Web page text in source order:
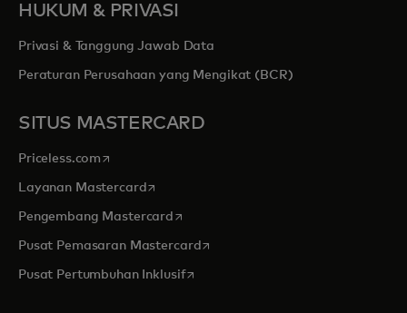
HUKUM & PRIVASI
Privasi & Tanggung Jawab Data
Peraturan Perusahaan yang Mengikat (BCR)
SITUS MASTERCARD
Priceless.com opens in a new tab
Layanan Mastercardopens in a new tab
Pengembang Mastercard opens in a new tab
Pusat Pemasaran Mastercardopens in a new tab
Pusat Pertumbuhan Inklusifopens in a new tab